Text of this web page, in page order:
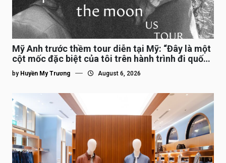
Mỹ Anh trước thềm tour diễn tại Mỹ: “Đây là một
cột mốc đặc biệt của tôi trên hành trình đi quốc
tế”
by Huyền My Trương August 6, 2026